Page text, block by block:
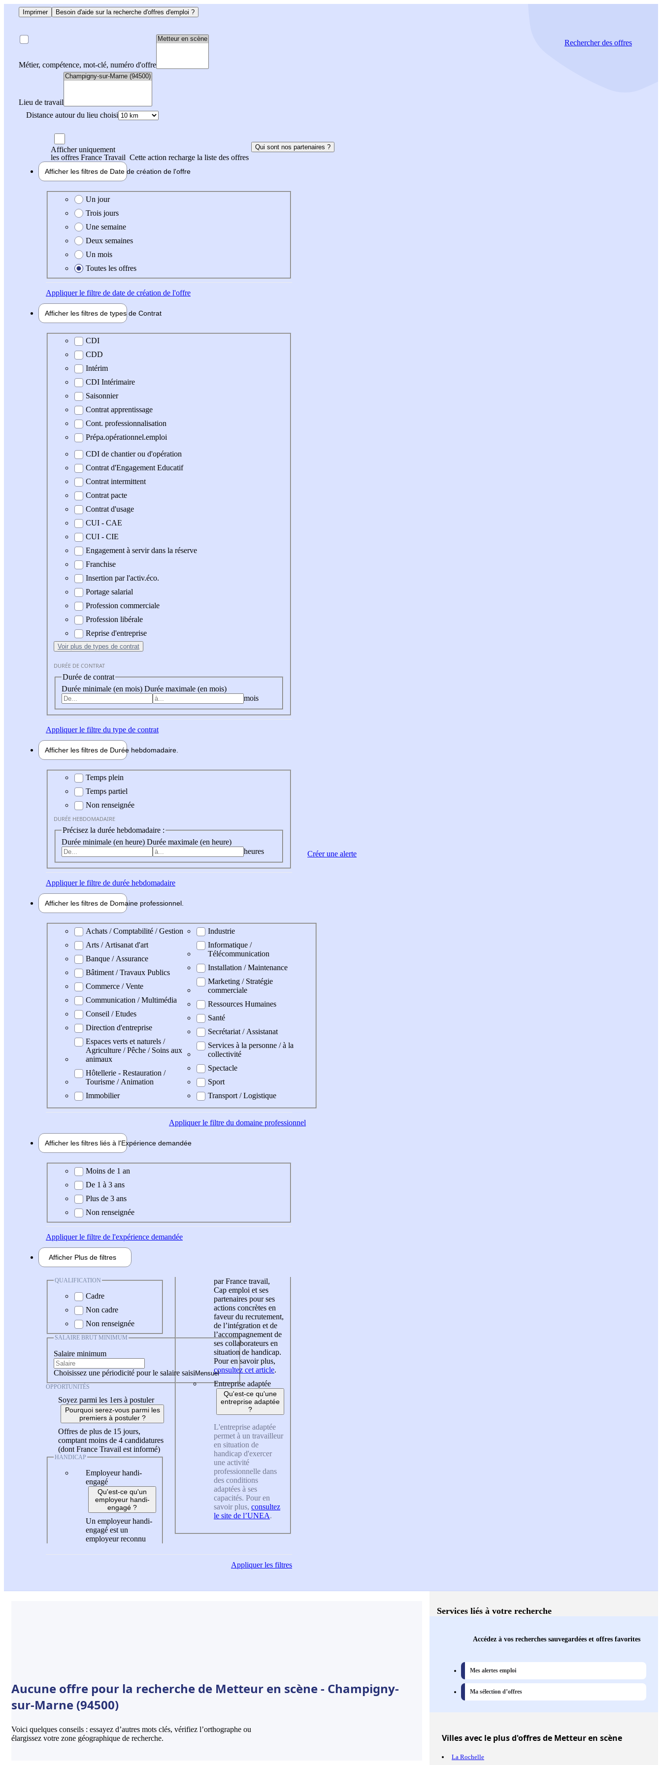
Imprimer Besoin d'aide sur la recherche d'offres d'emploi ?
Métier, compétence, mot-clé, numéro d'offre
Lieu de travail
Distance autour du lieu choisi
Rechercherdes offres
Afficher uniquement
les offres France Travail Cette action recharge la liste des offres
Qui sont nos partenaires ?
Afficher les filtres de Date de création de l'offre
Date de création de l'offre
Un jour
Trois jours
Une semaine
Deux semaines
Un mois
Toutes les offres
Appliquerle filtre de date de création de l'offre
Afficher les filtres de types de Contrat
Type de contrat
CDI
CDD
Intérim
CDI Intérimaire
Saisonnier
Contrat apprentissage
Cont. professionnalisation
Prépa.opérationnel.emploi
CDI de chantier ou d'opération
Contrat d'Engagement Educatif
Contrat intermittent
Contrat pacte
Contrat d'usage
CUI - CAE
CUI - CIE
Engagement à servir dans la réserve
Franchise
Insertion par l'activ.éco.
Portage salarial
Profession commerciale
Profession libérale
Reprise d'entreprise
Voir plus de types de contrat
DURÉE DE CONTRAT
Durée de contrat
Durée minimale (en mois) Durée maximale (en mois)
mois
Appliquerle filtre du type de contrat
Afficher les filtres de Durée hebdomadaire
Durée hebdomadaire
Temps plein
Temps partiel
Non renseignée
DURÉE HEBDOMADAIRE
Précisez la durée hebdomadaire :
Durée minimale (en heure) Durée maximale (en heure)
heures
Appliquerle filtre de durée hebdomadaire
Afficher les filtres de Domaine professionnel
Domaine professionel
Achats / Comptabilité / Gestion
Arts / Artisanat d'art
Banque / Assurance
Bâtiment / Travaux Publics
Commerce / Vente
Communication / Multimédia
Conseil / Etudes
Direction d'entreprise
Espaces verts et naturels /
Agriculture / Pêche / Soins aux
animaux
Hôtellerie - Restauration /
Tourisme / Animation
Immobilier
Industrie
Informatique /
Télécommunication
Installation / Maintenance
Marketing / Stratégie
commerciale
Ressources Humaines
Santé
Secrétariat / Assistanat
Services à la personne / à la
collectivité
Spectacle
Sport
Transport / Logistique
Appliquerle filtre du domaine professionnel
Afficher les filtres liés à l'Expérience demandée
Expérience demandée
Moins de 1 an
De 1 à 3 ans
Plus de 3 ans
Non renseignée
Appliquerle filtre de l'expérience demandée
Afficher Plus de filtres
QUALIFICATION
Cadre
Non cadre
Non renseignée
SALAIRE BRUT MINIMUM
Salaire minimum
Choisissez une périodicité pour le salaire saisi
OPPORTUNITÉS
Soyez parmi les 1ers à postuler
Pourquoi serez-vous parmi les
premiers à postuler ?
Offres de plus de 15 jours,
comptant moins de 4 candidatures
(dont France Travail est informé)
HANDICAP
Employeur handi-
engagé
Qu'est-ce qu'un
employeur handi-
engagé ?
Un employeur handi-
engagé est un
employeur reconnu
par France travail,
Cap emploi et ses
partenaires pour ses
actions concrètes en
faveur du recrutement,
de l’intégration et de
l’accompagnement de
ses collaborateurs en
situation de handicap.
Pour en savoir plus,
consultez cet article.
Entreprise adaptée
Qu'est-ce qu'une
entreprise adaptée
?
L'entreprise adaptée
permet à un travailleur
en situation de
handicap d'exercer
une activité
professionnelle dans
des conditions
adaptées à ses
capacités. Pour en
savoir plus, consultez
le site de l’UNEA.
Appliquerles filtres
Créer une alerte
Aucune offre pour la recherche de Metteur en scène - Champigny-
sur-Marne (94500)
Voici quelques conseils : essayez d’autres mots clés, vérifiez l’orthographe ou
élargissez votre zone géographique de recherche.
Services liés à votre recherche
Accédez à vos recherches sauvegardées et offres favorites
Mes alertes emploi
Ma sélection d’offres
Villesavec le plus d'offres de Metteur en scène
La Rochelle